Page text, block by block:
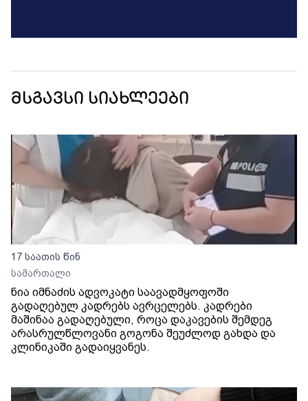
მსგავსი სიახლეები
17 საათის წინ
სამართალი
ნია იმნაძის ადვოკატი საავადმყოფოში
გადაღებულ კადრებს ავრცელებს. კადრები
მაშინაა გადაღებული, როცა დაკავების შემდეგ
არასრულწლოვანი გოგონა შეუძლოდ გახდა და
კლინიკაში გადაიყვანეს.